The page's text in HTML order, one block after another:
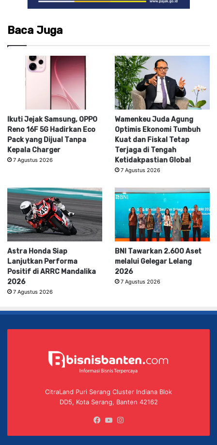
Baca Juga
Ikuti Jejak Samsung, OPPO
Reno 16F 5G Hadirkan Eco
Pack yang Dijual Tanpa
Kepala Charger
7 Agustus 2026
Wamenkeu Juda Agung
Optimis Ekonomi Tumbuh
Kuat dan Fiskal Tetap
Terjaga di Tengah
Ketidakpastian Global
7 Agustus 2026
Astra Honda Siap
Lanjutkan Performa
Positif di ARRC Mandalika
2026
7 Agustus 2026
BNI Tawarkan 2.600 Aset
melalui Gelegar Lelang
2026
7 Agustus 2026
CitraLand Puri Serang Cluster Indiana Blok
DD5, Kota Serang, Banten 42162
Facebook
YouTube